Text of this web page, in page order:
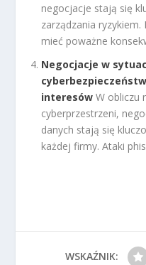
negocjacje stają się
zarządzania
mieć poważne
Negocjacje w
interesów W obliczu
cyberprzestrzeni,
danych stają się
każdej firmy. Ataki
WSKAŹNIK: